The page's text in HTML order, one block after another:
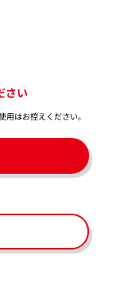
さい
はお控えください。​